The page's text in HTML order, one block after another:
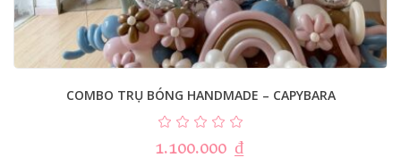
COMBO TRỤ BÓNG HANDMADE – CAPYBARA
1.100.000 ₫